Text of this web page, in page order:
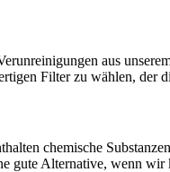
aus
Filter zu wählen, der
chemische
gute Alternative, wenn